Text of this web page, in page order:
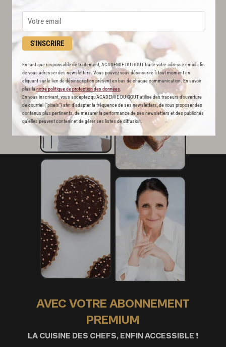
S'INSCRIRE
En tant que responsable de traitement, ACADEMIE DU GOUT traite votre adresse email afin
de vous adresser des newsletters. Vous pouvez vous désinscrire à tout moment en
cliquant sur le lien de désinscription présent en bas de chaque communication. En savoir
plus lanotre politique de protection des données
En vous inscrivant, vous acceptez qu'ACADEMIE DU GOUT utilise des traceurs d’ouverture
de courriel (“pixels”) afin d’adapter la fréquence de ses newsletters, de vous proposer des
contenus plus pertinents, de mesurer la performance de ses newsletters et des publicités
qu’elles peuvent contenir et de gérer ses listes de diffusion.
AVEC VOTRE ABONNEMENT
PREMIUM
LA CUISINE DES CHEFS, ENFIN ACCESSIBLE !